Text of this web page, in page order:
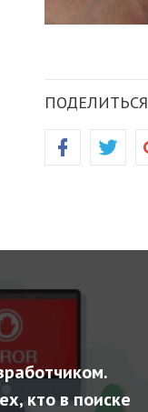
ПОДЕЛИТЬСЯ
кто в поиске